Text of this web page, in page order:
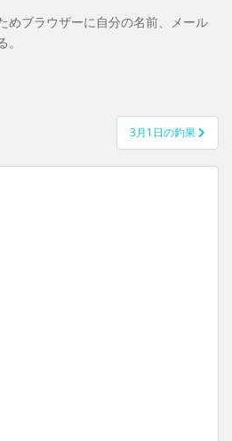
めブラウザーに自分の名前、メール
ン 3月1日の釣果